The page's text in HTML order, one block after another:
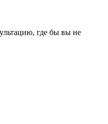
где бы вы не